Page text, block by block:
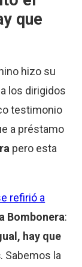
que
hizo su
los dirigidos
testimonio
a préstamo
pero esta
refirió a
Bombonera:
hay que
. Sabemos la